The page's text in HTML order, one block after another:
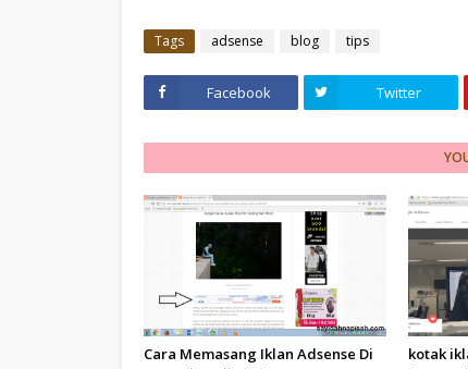
Tags adsense blog tips
Facebook Twitter
Cara Memasang Iklan Adsense Di
kotak